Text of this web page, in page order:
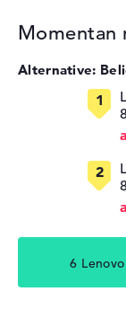
Momentan
Alternative:
6